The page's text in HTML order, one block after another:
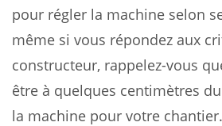
pour régler la machine selon
même si vous répondez aux
constructeur, rappelez-vous
être à quelques centimètres
la machine pour votre